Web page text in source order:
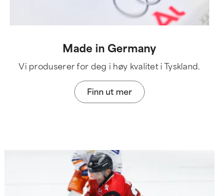
Made in Germany
Vi produserer for deg i høy kvalitet i Tyskland.
Finn ut mer